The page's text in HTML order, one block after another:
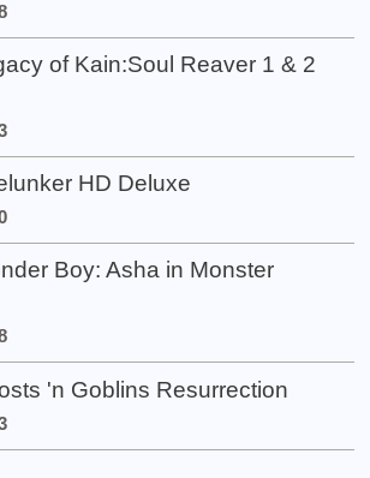
of Kain:Soul Reaver 1 & 2
HD Deluxe
Boy: Asha in Monster
'n Goblins Resurrection